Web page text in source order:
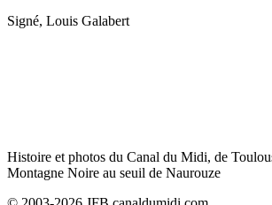
Signé, Louis Galabert
Histoire et photos du Canal du Midi, de
Montagne Noire au seuil de Naurouze